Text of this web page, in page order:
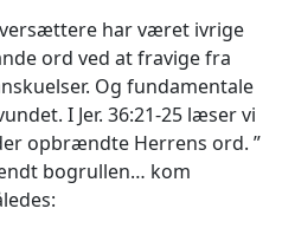
har været ivrige
ord ved at fravige fra
Og fundamentale
I Jer. 36:21-25 læser vi
opbrændte Herrens ord. ”
bogrullen… kom